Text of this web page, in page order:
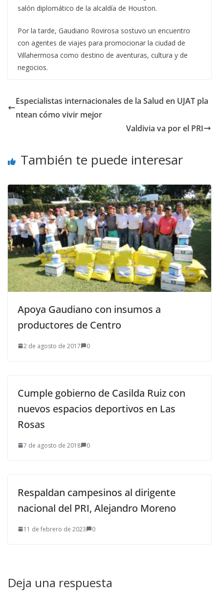
salón diplomático de la alcaldía de Houston.
Por la tarde, Gaudiano Rovirosa sostuvo un encuentro
con agentes de viajes para promocionar la ciudad de
Villahermosa como destino de aventuras, cultura y de
negocios.
Especialistas internacionales de la Salud en UJAT pla
ntean cómo vivir mejor
Valdivia va por el PRI
También te puede interesar
Apoya Gaudiano con insumos a
productores de Centro
2 de agosto de 2017 0
Cumple gobierno de Casilda Ruiz con
nuevos espacios deportivos en Las
Rosas
7 de agosto de 2018 0
Respaldan campesinos al dirigente
nacional del PRI, Alejandro Moreno
11 de febrero de 2023 0
Deja una respuesta